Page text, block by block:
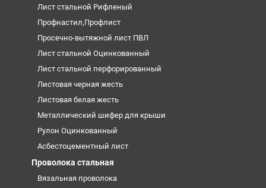
Лист стальной Рифленый
Профнастил,Профлист
Просечно-вытяжной лист ПВЛ
Лист стальной Оцинкованный
Лист стальной перфорированный
Листовая черная жесть
Листовая белая жесть
Металлический шифер для крыши
Рулон Оцинкованный
Асбестоцементный лист
Проволока стальная
Вязальная проволока